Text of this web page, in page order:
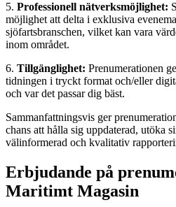
5. Professionell nätverksmöjlighet:
möjlighet att delta i exklusiva
sjöfartsbranschen, vilket kan vara
inom området.
6. Tillgänglighet: Prenumerationen
tidningen i tryckt format och/eller
och var det passar dig bäst.
Sammanfattningsvis ger
chans att hålla sig uppdaterad, utöka
välinformerad och kvalitativ
Erbjudande på
Maritimt Magasin